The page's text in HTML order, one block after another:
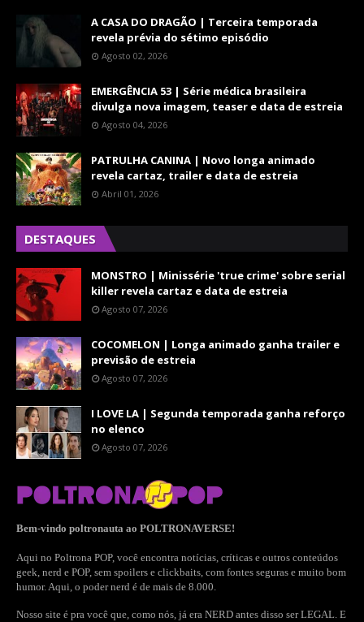
A CASA DO DRAGÃO | Terceira temporada
revela prévia do sétimo episódio
Agosto 02, 2026
EMERGÊNCIA 53 | Série médica brasileira
divulga nova imagem, teaser e data de estreia
Agosto 04, 2026
PATRULHA CANINA | Novo longa animado
revela cartaz, trailer e data de estreia
Abril 01, 2026
DESTAQUES
MONSTRO | Minissérie 'true crime' sobre serial
killer revela cartaz e data de estreia
Agosto 07, 2026
COCOMELON | Longa animado ganha trailer e
previsão de estreia
Agosto 07, 2026
I LOVE LA | Segunda temporada ganha reforço
no elenco
Agosto 07, 2026
Bem-vindo poltronauta ao POLTRONAVERSE!
Aqui no Poltrona POP, você encontra notícias, críticas e outros conteúdos
geek, nerd e POP, sem spoilers e clickbaits, com fontes seguras e muito bom
humor. Aqui, o poder nerd é de mais de 8.000.
Nosso site é pra você que, como nós, já era NERD antes disso ser LEGAL. E